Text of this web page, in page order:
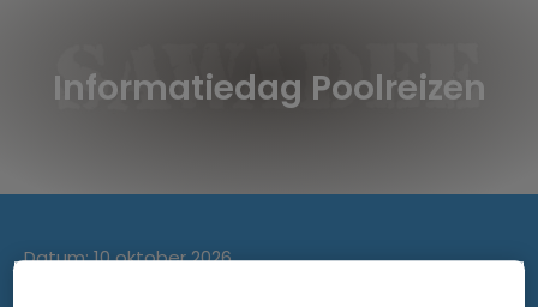
Informatiedag Poolreizen
Datum10 oktober 2026